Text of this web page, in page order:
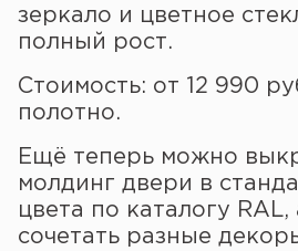
зеркало и цветное
полный рост.
Стоимость: от 12 990
полотно.
Ещё теперь можно
молдинг двери в
цвета по каталогу RAL,
сочетать разные